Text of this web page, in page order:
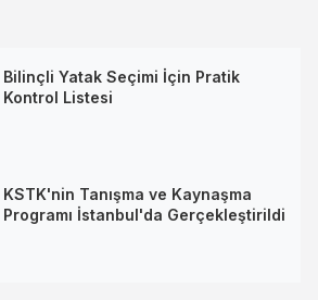
Bilinçli Yatak Seçimi İçin Pratik
Kontrol Listesi
KSTK'nin Tanışma ve Kaynaşma
Programı İstanbul'da Gerçekleştirildi